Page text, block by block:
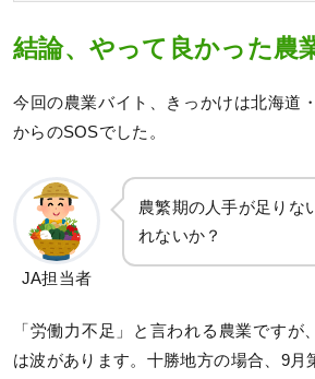
結論、やって良かった農
今回の農業バイト、きっかけは北海道
からのSOSでした。
JA担当者
農繁期の人手が足りな
れないか？
「労働力不足」と言われる農業ですが
は波があります。十勝地方の場合、9月